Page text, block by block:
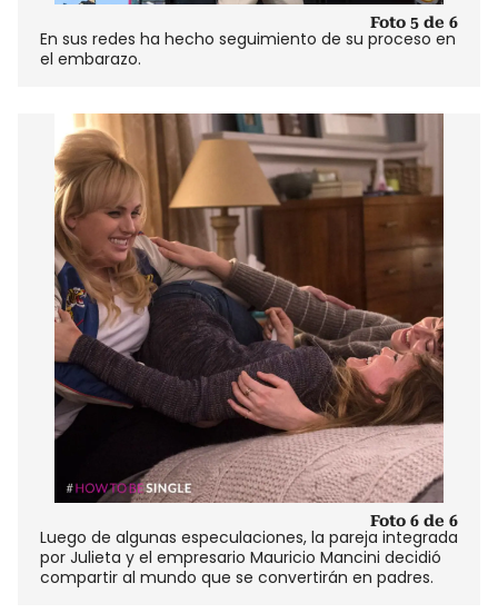
En sus redes ha hecho seguimiento de su proceso en
el embarazo.
Foto 5 de 6
Luego de algunas especulaciones, la pareja integrada
por Julieta y el empresario Mauricio Mancini decidió
compartir al mundo que se convertirán en padres.
Foto 6 de 6